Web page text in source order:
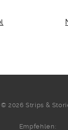
© 2026 Strips &
Empfehlen: